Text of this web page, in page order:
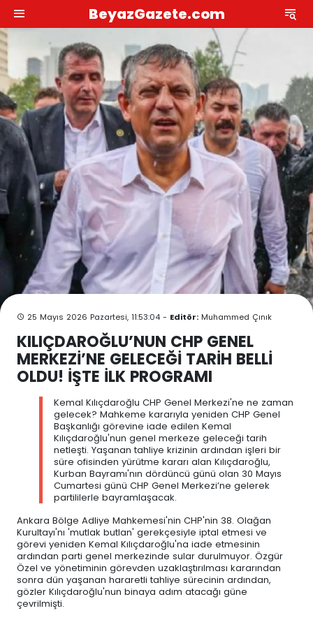
BeyazGazete.com
25 Mayıs 2026 Pazartesi, 11:53:04 - Editör: Muhammed Çınık
KILIÇDAROĞLU’NUN CHP GENEL
MERKEZİ’NE GELECEĞİ TARİH BELLİ
OLDU! İŞTE İLK PROGRAMI
Kemal Kılıçdaroğlu CHP Genel Merkezi'ne ne zaman
gelecek? Mahkeme kararıyla yeniden CHP Genel
Başkanlığı görevine iade edilen Kemal
Kılıçdaroğlu'nun genel merkeze geleceği tarih
netleşti. Yaşanan tahliye krizinin ardından işleri bir
süre ofisinden yürütme kararı alan Kılıçdaroğlu,
Kurban Bayramı'nın dördüncü günü olan 30 Mayıs
Cumartesi günü CHP Genel Merkezi’ne gelerek
partililerle bayramlaşacak.
Ankara Bölge Adliye Mahkemesi'nin CHP'nin 38. Olağan
Kurultayı'nı 'mutlak butlan' gerekçesiyle iptal etmesi ve
görevi yeniden Kemal Kılıçdaroğlu'na iade etmesinin
ardından parti genel merkezinde sular durulmuyor. Özgür
Özel ve yönetiminin görevden uzaklaştırılması kararından
sonra dün yaşanan hararetli tahliye sürecinin ardından,
gözler Kılıçdaroğlu'nun binaya adım atacağı güne
çevrilmişti.